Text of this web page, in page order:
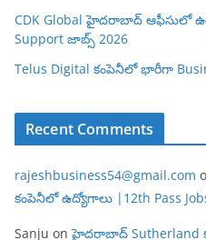
CDK Global హైదరాబాద్ ఆఫీసులో
Support జాబ్స్ 2026
Telus Digital కంపెనీలో భారీగా
Recent Comments
rajeshbusiness54@gmail.com
కంపెనీలో ఉద్యోగాలు |12th Pass
Sanju onహైదరాబాద్ Sutherland